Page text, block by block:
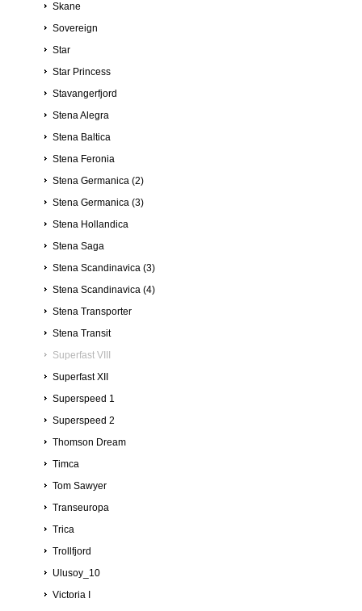
Skane
Sovereign
Star
Star Princess
Stavangerfjord
Stena Alegra
Stena Baltica
Stena Feronia
Stena Germanica (2)
Stena Germanica (3)
Stena Hollandica
Stena Saga
Stena Scandinavica (3)
Stena Scandinavica (4)
Stena Transporter
Stena Transit
Superfast VIII
Superfast XII
Superspeed 1
Superspeed 2
Thomson Dream
Timca
Tom Sawyer
Transeuropa
Trica
Trollfjord
Ulusoy_10
Victoria I